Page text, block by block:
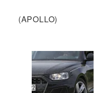
(APOLLO)